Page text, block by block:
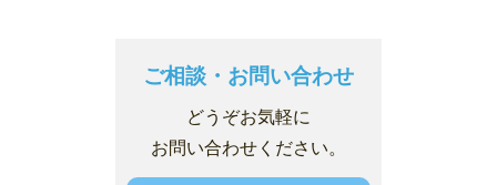
ご相談・お問い合わせ
どうぞお気軽に
お問い合わせください。